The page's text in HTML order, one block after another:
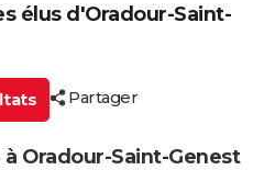
élus d'Oradour-Saint-
Partager
Oradour-Saint-Genest